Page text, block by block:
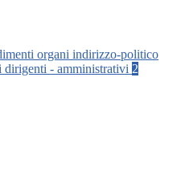
organi indirizzo-politico
dirigenti - amministrativi 2